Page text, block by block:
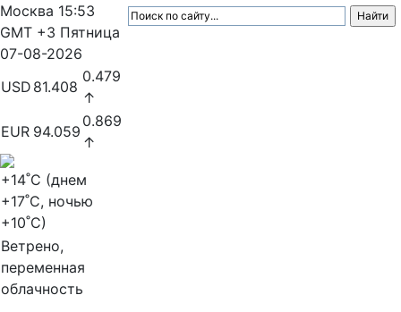
Москва 15:53
GMT +3 Пятница
07-08-2026
USD 81.408
0.479
↑
EUR 94.059
0.869
↑
+14˚C (днем
+17˚C, ночью
+10˚C)
Ветрено,
переменная
облачность